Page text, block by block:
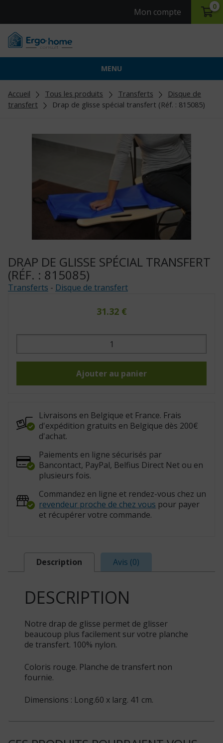
Mon compte
0
MENU
Accueil Tous les produits Transferts
Disque de
transfert
Drap de glisse spécial transfert (Réf. : 815085)
DRAP DE GLISSE SPÉCIAL TRANSFERT
(RÉF. : 815085)
Transferts - Disque de transfert
31.32 €
quantité
Drap
(Réf.
Ajouter au panier
Livraisons en Belgique et France. Frais
d'expédition gratuits en Belgique dès 200€
d'achat.
Paiements en ligne sécurisés par
Bancontact, PayPal, Belfius Direct Net ou en
plusieurs fois.
Commandez en ligne et rendez-vous chez un
revendeur proche de chez vous pour payer
et récupérer votre commande.
Description Avis (0)
DESCRIPTION
Notre drap de glisse permet de glisser
beaucoup plus facilement sur votre planche
de transfert. 100% nylon.
Coloris rouge. Planche de transfert non
fournie.
Dimensions : Long.60 x larg. 41 cm.